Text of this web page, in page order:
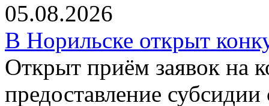
05.08.2026
В Норильске открыт
Открыт приём заявок на
предоставление